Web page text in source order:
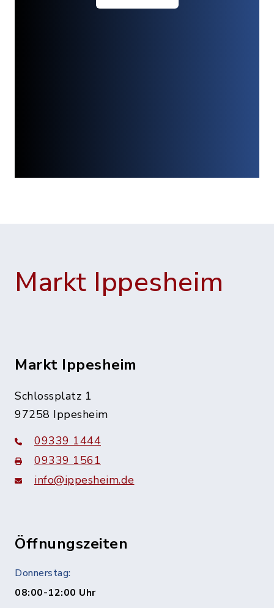
Markt Ippesheim
Markt Ippesheim
Schlossplatz 1
97258 Ippesheim
09339 1444
09339 1561
info@ippesheim.de
Öffnungszeiten
Donnerstag:
08:00-12:00 Uhr